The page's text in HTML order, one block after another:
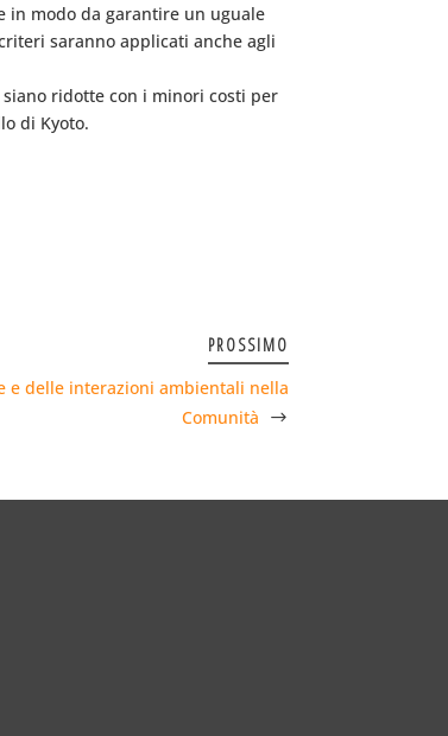
in modo da garantire un uguale
saranno applicati anche agli
siano ridotte con i minori costi per
di Kyoto.
PROSSIMO
e delle interazioni ambientali nella
Comunità